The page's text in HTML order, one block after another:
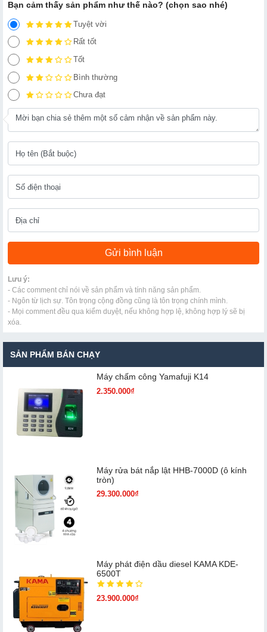
Bạn cảm thấy sản phẩm như thế nào? (chọn sao nhé)
Tuyệt vời
Rất tốt
Tốt
Bình thường
Chưa đạt
Lưu ý:
- Các comment chỉ nói về sản phẩm và tính năng sản phẩm.
- Ngôn từ lịch sự. Tôn trọng cộng đồng cũng là tôn trọng chính mình.
- Mọi comment đều qua kiểm duyệt, nếu không hợp lệ, không hợp lý sẽ bị
xóa.
SẢN PHẨM BÁN CHẠY
Máy chấm cô​ng Yamafuji K14
2.350.000₫
Máy rửa bát nắp lật HHB-7000D (ô kính
tròn)
29.300.000₫
Máy phát điện dầu diesel KAMA KDE-
6500T
23.900.000₫